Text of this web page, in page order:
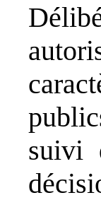
suivi